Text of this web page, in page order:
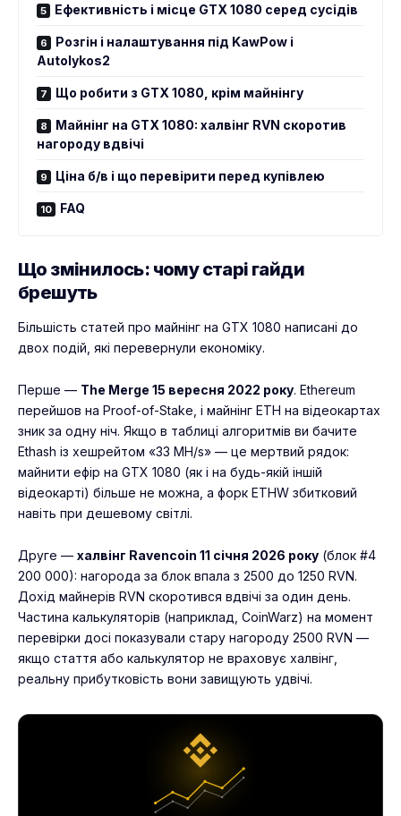
Ефективність і місце GTX 1080 серед сусідів
Розгін і налаштування під KawPow і
Autolykos2
Що робити з GTX 1080, крім майнінгу
Майнінг на GTX 1080: халвінг RVN скоротив
нагороду вдвічі
Ціна б/в і що перевірити перед купівлею
FAQ
Що змінилось: чому старі гайди
брешуть
Більшість статей про майнінг на GTX 1080 написані до
двох подій, які перевернули економіку.
Перше — The Merge 15 вересня 2022 року. Ethereum
перейшов на Proof-of-Stake, і майнінг ETH на відеокартах
зник за одну ніч. Якщо в таблиці алгоритмів ви бачите
Ethash із хешрейтом «33 MH/s» — це мертвий рядок:
майнити ефір на GTX 1080 (як і на будь-якій іншій
відеокарті) більше не можна, а форк ETHW збитковий
навіть при дешевому світлі.
Друге — халвінг Ravencoin 11 січня 2026 року (блок #4
200 000): нагорода за блок впала з 2500 до 1250 RVN.
Дохід майнерів RVN скоротився вдвічі за один день.
Частина калькуляторів (наприклад, CoinWarz) на момент
перевірки досі показували стару нагороду 2500 RVN —
якщо стаття або калькулятор не враховує халвінг,
реальну прибутковість вони завищують удвічі.